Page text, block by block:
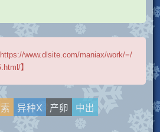
www.dlsite.com/maniax/work/=/
】
异种X 产卵
中出